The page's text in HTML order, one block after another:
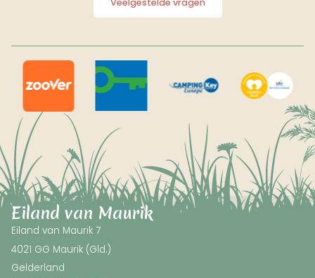
Veelgestelde vragen
Eiland van Maurik
Eiland van Maurik 7
4021 GG Maurik (Gld.)
Gelderland